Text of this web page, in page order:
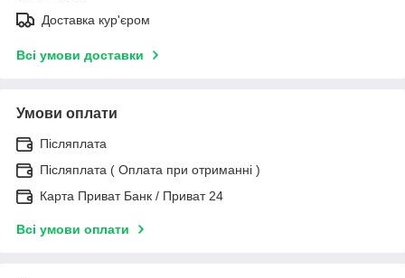
Доставка кур'єром
Всі умови доставки
Умови оплати
Післяплата
Післяплата ( Оплата при отриманні )
Карта Приват Банк / Приват 24
Всі умови оплати